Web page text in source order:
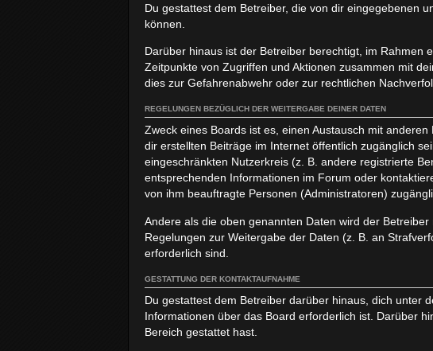
Du gestattest dem Betreiber, die von dir eingegebenen
können.
Darüber hinaus ist der Betreiber berechtigt, im Rahmen
Zeitpunkte von Zugriffen und Aktionen zusammen mit
dies zur Gefahrenabwehr oder zur rechtlichen
REGELUNGEN BEZÜGLICH DER WEITERGABE DEINER DATEN
Zweck eines Boards ist es, einen Austausch mit
dir erstellten Beiträge im Internet öffentlich zugänglich
eingeschränkten Nutzerkreis (z. B. andere registrierte
entsprechenden Informationen im Forum oder
von ihm beauftragte Personen (Administratoren)
Andere als die oben genannten Daten wird der
Regelungen zur Weitergabe der Daten (z. B. an
erforderlich sind.
GESTATTUNG DER KONTAKTAUFNAHME
Du gestattest dem Betreiber darüber hinaus, dich unter
Informationen über das Board erforderlich ist. Darüber
Bereich gestattet hast.